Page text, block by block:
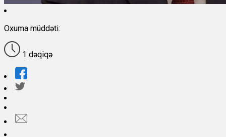
Oxuma müddəti:
1 dəqiqə